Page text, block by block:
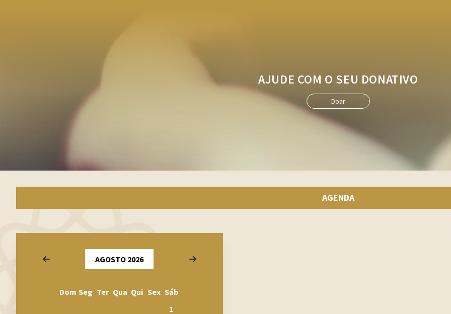
AJUDE COM O SEU DONATIVO
Doar
AGENDA
Anterior AGOSTO 2026 Seguinte
Dom Seg Ter Qua Qui Sex Sáb
1